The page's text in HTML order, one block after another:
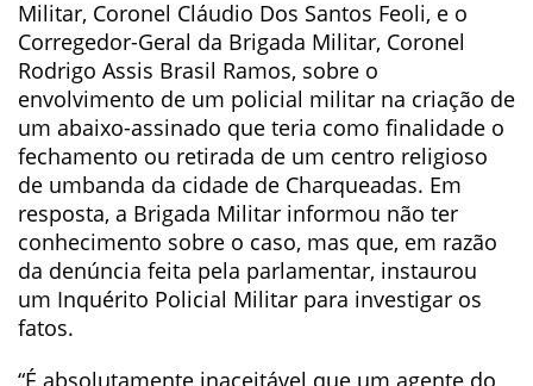
Militar, Coronel Cláudio Dos Santos Feoli, e o
Corregedor-Geral da Brigada Militar, Coronel
Rodrigo Assis Brasil Ramos, sobre o
envolvimento de um policial militar na criação de
um abaixo-assinado que teria como finalidade o
fechamento ou retirada de um centro religioso
de umbanda da cidade de Charqueadas. Em
resposta, a Brigada Militar informou não ter
conhecimento sobre o caso, mas que, em razão
da denúncia feita pela parlamentar, instaurou
um Inquérito Policial Militar para investigar os
fatos.
“É absolutamente inaceitável que um agente do